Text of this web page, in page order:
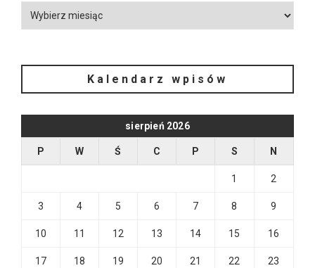
Kalendarz wpisów
sierpień 2026
P W Ś C P S N
1 2
3 4 5 6 7 8 9
10 11 12 13 14 15 16
17 18 19 20 21 22 23